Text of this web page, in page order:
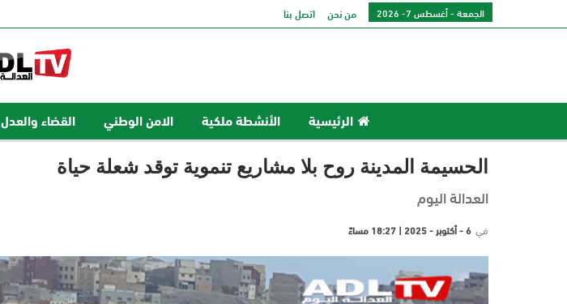
الجمعة - أغسطس 7- 2026 من نحن اتصل بنا
الرئيسية الأنشطة ملكية الامن الوطني القضاء والعدل
الحسيمة المدينة روح بلا مشاريع تنموية توقد شعلة حياة
العدالة اليوم
في 6 - أكتوبر - 2025 | 18:27 مساءً